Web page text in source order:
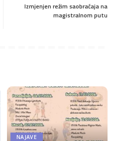
Izmjenjen režim saobraćaja na
magistralnom putu
NAJAVE